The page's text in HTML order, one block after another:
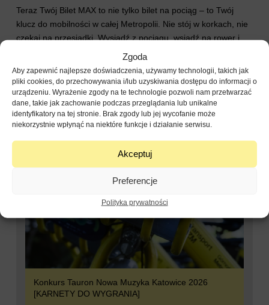
Zgoda
Aby zapewnić najlepsze doświadczenia, używamy technologii, takich jak
pliki cookies, do przechowywania i/lub uzyskiwania dostępu do informacji o
urządzeniu. Wyrażenie zgody na te technologie pozwoli nam przetwarzać
dane, takie jak zachowanie podczas przeglądania lub unikalne
identyfikatory na tej stronie. Brak zgody lub jej wycofanie może
niekorzystnie wpłynąć na niektóre funkcje i działanie serwisu.
Akceptuj
Preferencje
Polityka prywatności
Teraz Twój Bilet MAX to nie tylko bilet na pociąg – to Twój
klucz do mobilności w całej Metropolii. Nie stój w korkach, nie
czekaj na przesiadki. Wysiądź z pociągu, wsiądź na rower i
dotrzyj na miejsce szybciej niż inni zdążą wyjąć telefon.
Konkurs Tauron Nowa Muzyka Katowice 2026
[KARNETY DO WYGRANIA]